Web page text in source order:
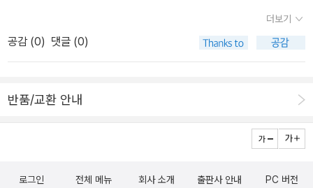
같이 스타벅스를 나와 종로3까지 걸으며 웬디양이 잘가는 블라도 확
인하고^^ 두 분은 버스를 타고 집으로~순오기는 강남 고속터미널에
서 11시 30분차로 광주 집에 도착하니 새벽 2시 55분이 됐더군요.
적으로 인정한 상징으로 우리의 큰 자랑거리라 할 수 있다.한글을 창
다고 인정한 한글을 아끼고 사랑하는 일을 더 이상 외면하거나 박대
책이다. 우리 민경이와 특별한 인연(처음으로 사인해 준 초등생이고,
작품속에 '민경'이란 이름을 쓰고 싶다며 허락(?)을 얻으셨다^^)을 맺
은 작가님이라 책을 출판하면 잊지 않고 보내주셨다. 작년엔 '하늘도
이 작가의 작품집은 엄청 많아서 일부만... 첫줄은 제가 읽은 작품입니
다.^^ 이용포작가 강연회 * 일 시 : 2008. 9. 25 (금) 오전 11시 * 장
소 : 경북 영천시 야사동 299-4번지 * 행사명 : 제3회 희망경기 평생
7 이용포 작가님은 우리 막내와 특별한 인연이 있는 작가랍니다. 명
더보기
공감 (0) 댓글 (0)
반품/교환 안내
로그인 전체 메뉴 회사 소개 출판사 안내 PC 버전